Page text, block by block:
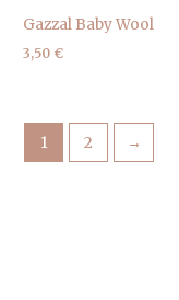
Gazzal Baby Wool
3,50 €
1 2 →